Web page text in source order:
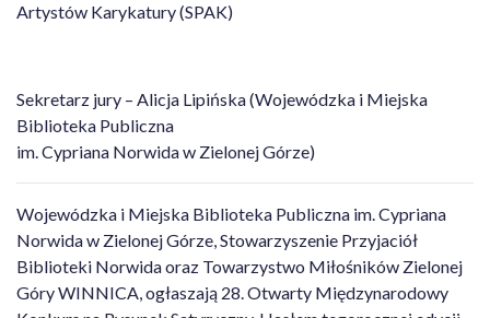
Artystów Karykatury (SPAK)
Sekretarz jury – Alicja Lipińska (Wojewódzka i Miejska
Biblioteka Publiczna
im. Cypriana Norwida w Zielonej Górze)
Wojewódzka i Miejska Biblioteka Publiczna im. Cypriana
Norwida w Zielonej Górze, Stowarzyszenie Przyjaciół
Biblioteki Norwida oraz Towarzystwo Miłośników Zielonej
Góry WINNICA, ogłaszają 28. Otwarty Międzynarodowy